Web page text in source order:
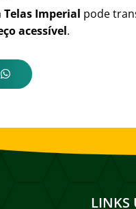
Telas Imperial pode
acessível.
LINKS